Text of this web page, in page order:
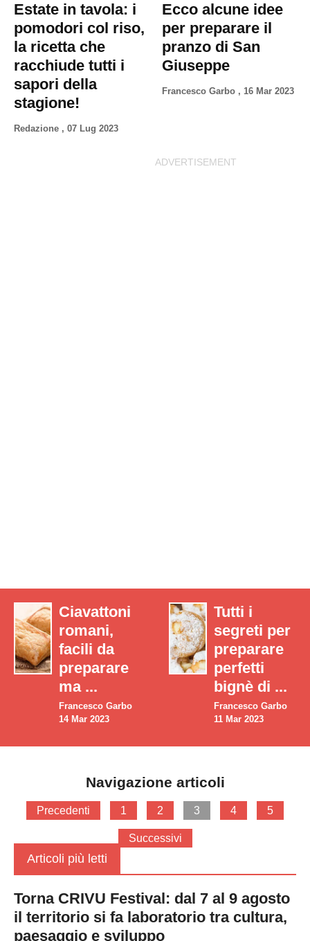
Estate in tavola: i
pomodori col riso,
la ricetta che
racchiude tutti i
sapori della
stagione!
Redazione , 07 Lug 2023
Ecco alcune idee
per preparare il
pranzo di San
Giuseppe
Francesco Garbo , 16 Mar 2023
Ciavattoni
romani,
facili da
preparare
ma ...
Francesco Garbo
14 Mar 2023
Tutti i
segreti per
preparare
perfetti
bignè di ...
Francesco Garbo
11 Mar 2023
Navigazione articoli
Precedenti 1 2 3 4 5
Successivi
Articoli più letti
Torna CRIVU Festival: dal 7 al 9 agosto
il territorio si fa laboratorio tra cultura,
paesaggio e sviluppo